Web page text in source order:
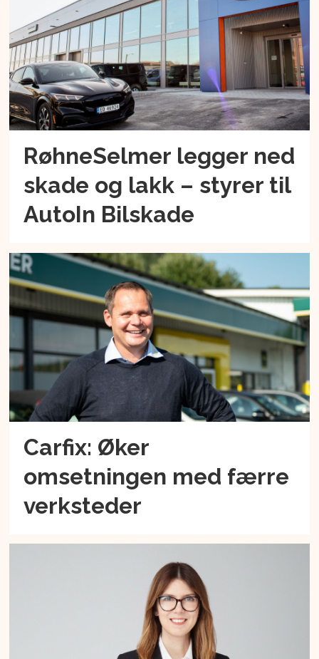
RøhneSelmer legger ned
skade og lakk – styrer til
AutoIn Bilskade
Carfix: Øker
omsetningen med færre
verksteder